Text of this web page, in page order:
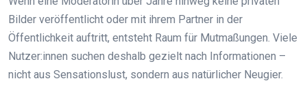
Bilder veröffentlicht oder mit ihrem Partner in der
Öffentlichkeit auftritt, entsteht Raum für Mutmaßungen. Viele
Nutzer:innen suchen deshalb gezielt nach Informationen –
nicht aus Sensationslust, sondern aus natürlicher Neugier.